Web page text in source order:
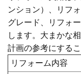
ンション）、リフ
グレード、リフォ
します。大まかな
計画の参考にする
リフォーム内容